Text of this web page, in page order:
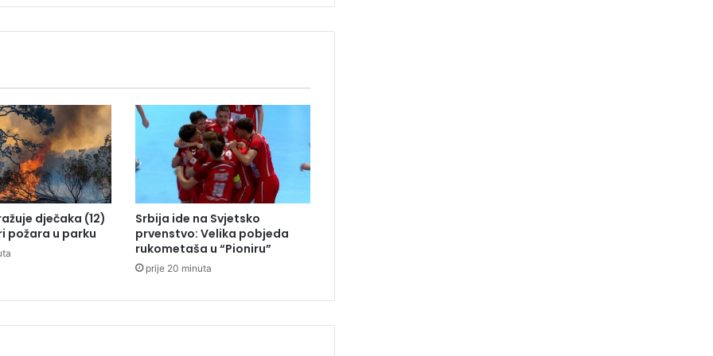
o
b
a
s
u
”
dječaka (12)
požara u parku
Srbija ide na Svjetsko
prvenstvo: Velika pobjeda
rukometaša u “Pioniru”
prije 20 minuta